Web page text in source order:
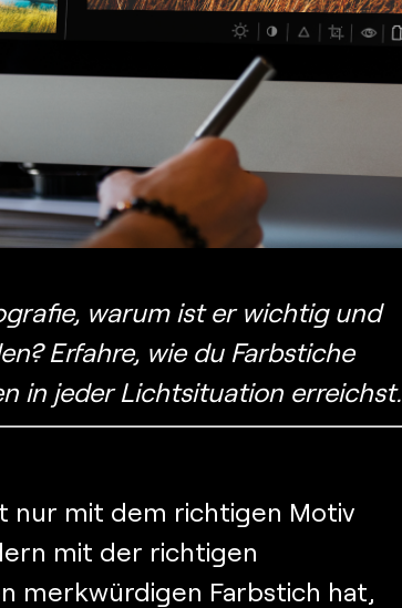
warum ist er wichtig und
Erfahre, wie du Farbstiche
in jeder Lichtsituation erreichst.
nur mit dem richtigen Motiv
mit der richtigen
merkwürdigen Farbstich hat,